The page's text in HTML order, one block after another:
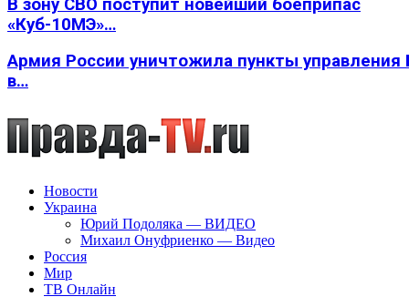
В зону СВО поступит новейший боеприпас
«Куб-10МЭ»…
Армия России уничтожила пункты
в…
Новости
Украина
Юрий Подоляка — ВИДЕО
Михаил Онуфриенко — Видео
Россия
Мир
ТВ Онлайн